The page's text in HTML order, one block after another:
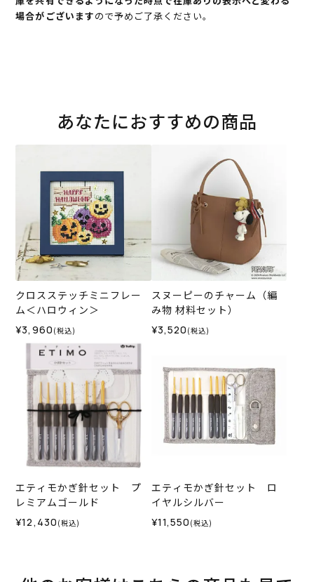
場合がございますので予めご了承ください。
あなたにおすすめの商品
クロスステッチミニフレー
ム＜ハロウィン＞
¥3,960 (税込)
スヌーピーのチャーム（編
み物 材料セット）
¥3,520 (税込)
エティモかぎ針セット プ
レミアムゴールド
¥12,430 (税込)
エティモかぎ針セット ロ
イヤルシルバー
¥11,550 (税込)